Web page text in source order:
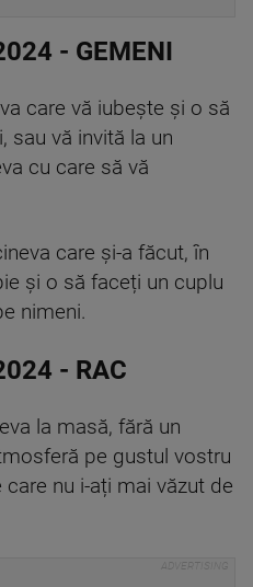
- GEMENI
care vă iubește și o să
sau vă invită la un
cu care să vă
care și-a făcut, în
și o să faceți un cuplu
nimeni.
- RAC
la masă, fără un
pe gustul vostru
nu i-ați mai văzut de